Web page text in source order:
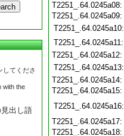
してくださ
with the
出し語
T2251_.64.0245a08:
T2251_.64.0245a09:
T2251_.64.0245a10:
T2251_.64.0245a11:
T2251_.64.0245a12:
T2251_.64.0245a13:
T2251_.64.0245a14:
T2251_.64.0245a15:
T2251_.64.0245a16:
T2251_.64.0245a17:
T2251_.64.0245a18: